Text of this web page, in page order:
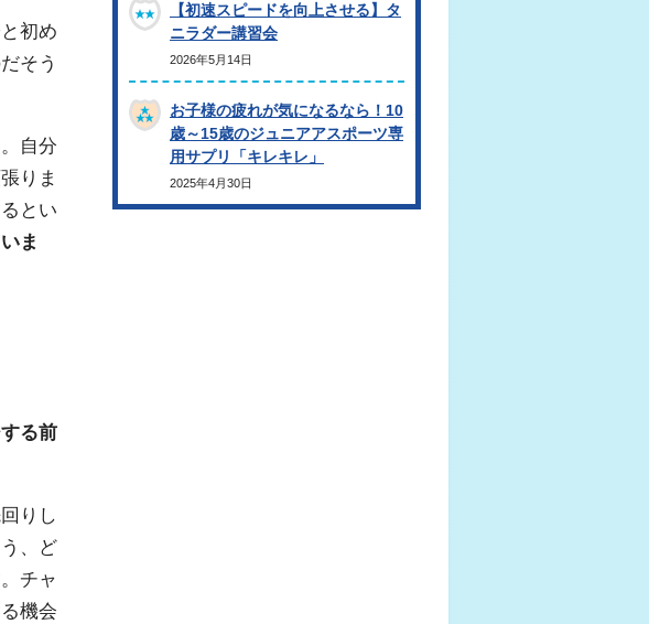
初め
そう
自分
りま
とい
ま
る前
りし
う、ど
チャ
機会
【初速スピードを向上させる】タ
ニラダー講習会
2026年5月14日
お子様の疲れが気になるなら！10
歳～15歳のジュニアアスポーツ専
用サプリ「キレキレ」
2025年4月30日